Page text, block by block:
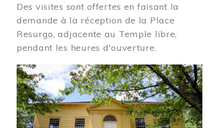
Des visites sont offertes en faisant la
demande à la réception de la Place
Resurgo, adjacente au Temple libre,
pendant les heures d'ouverture.
Image